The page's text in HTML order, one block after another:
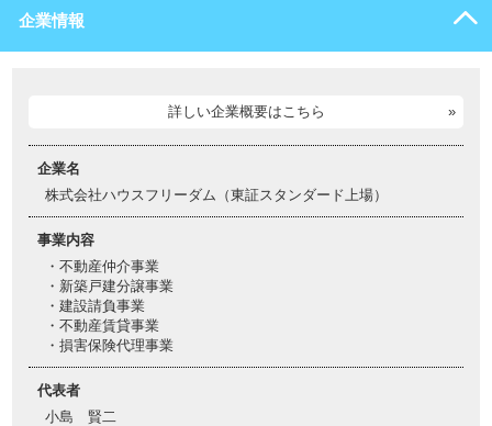
企業情報
詳しい企業概要はこちら
企業名
株式会社ハウスフリーダム（東証スタンダード上場）
事業内容
・不動産仲介事業
・新築戸建分譲事業
・建設請負事業
・不動産賃貸事業
・損害保険代理事業
代表者
小島 賢二